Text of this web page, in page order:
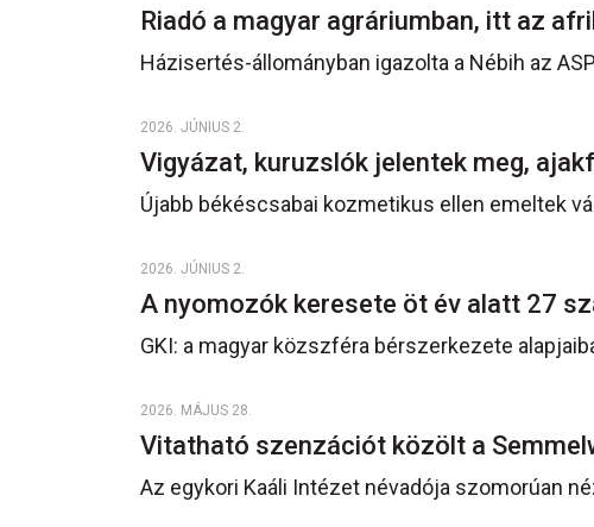
Riadó a magyar agráriumban, itt az
Házisertés-állományban igazolta a Nébih az
2026. JÚNIUS 2.
Vigyázat, kuruzslók jelentek meg,
Újabb békéscsabai kozmetikus ellen emeltek
2026. JÚNIUS 2.
A nyomozók keresete öt év alatt 27
GKI: a magyar közszféra bérszerkezete
2026. MÁJUS 28.
Vitatható szenzációt közölt a
Az egykori Kaáli Intézet névadója szomorúan